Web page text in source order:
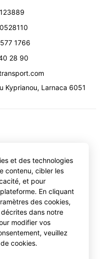
1766
28 90
Kyprianou, Larnaca 6051
GetTransport®
Limited.
et des technologies
contenu, cibler les
et pour
En cliquant
des cookies,
dans notre
modifier vos
veuillez
cookies.